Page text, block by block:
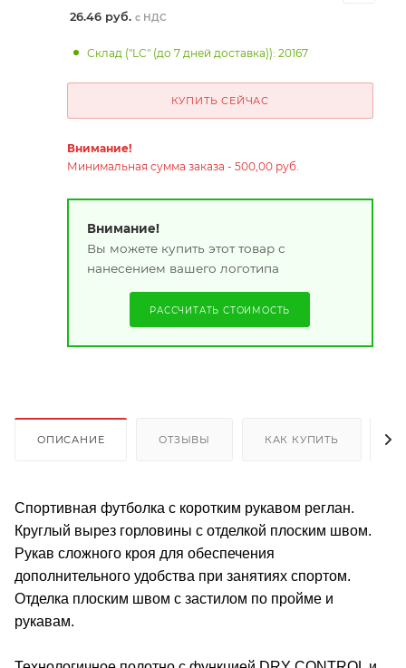
26.46 руб. с НДС
Склад ("LC" (до 7 дней доставка)): 20167
КУПИТЬ СЕЙЧАС
Внимание!
Минимальная сумма заказа - 500,00 руб.
Внимание!
Вы можете купить этот товар с
нанесением вашего логотипа
РАССЧИТАТЬ СТОИМОСТЬ
ОПИСАНИЕ ОТЗЫВЫ КАК КУПИТЬ
Спортивная футболка с коротким рукавом реглан.
Круглый вырез горловины с отделкой плоским швом.
Рукав сложного кроя для обеспечения
дополнительного удобства при занятиях спортом.
Отделка плоским швом с застилом по пройме и
рукавам.